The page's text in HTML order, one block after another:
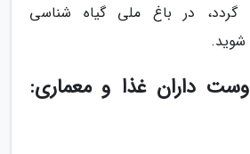
در باغ ملی گیاه شناسی
داران غذا و معماری: